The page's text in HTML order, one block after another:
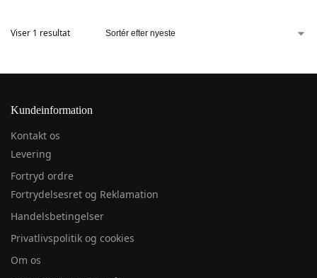
Viser 1 resultat
Kundeinformation
Kontakt os
Levering
Fortryd ordre
Fortrydelsesret og Reklamation
Handelsbetingelser
Privatlivspolitik og cookies
Om os